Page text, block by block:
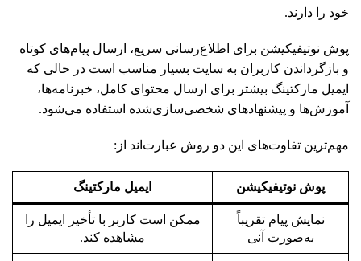
خود را دارند.
پوش نوتیفیکیشن برای اطلاع‌رسانی سریع، ارسال پیام‌های کوتاه
و بازگرداندن کاربران به سایت بسیار مناسب است در حالی که
ایمیل مارکتینگ بیشتر برای ارسال محتوای کامل، خبرنامه‌ها،
آموزش‌ها و پیشنهادهای شخصی‌سازی‌شده استفاده می‌شود.
مهم‌ترین تفاوت‌های این دو روش عبارت‌اند از:
پوش نوتیفیکیشن ایمیل مارکتینگ
نمایش پیام تقریباً
به‌صورت آنی
ممکن است کاربر با تأخیر ایمیل را
مشاهده کند.